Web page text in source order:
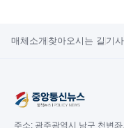
매체소개 찾아오시는 길 기
주소: 광주광역시 남구 천변